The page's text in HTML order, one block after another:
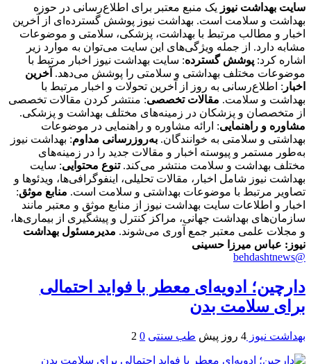
سایت بهداشت نیوز یک منبع معتبر برای اطلاع‌رسانی در حوزه
بهداشت و سلامت است. بهداشت نیوز پوشش گسترده‌ای از آخرین
اخبار و مطالب مرتبط با بهداشت، پزشکی، سلامتی و موضوعات
مشابه دارد. از جمله ویژگی‌های این سایت می‌توان به موارد زیر
اشاره کرد: پوشش گسترده: سایت بهداشت نیوز اخبار مرتبط با
موضوعات مختلف بهداشتی و سلامتی را پوشش می‌دهد. آخرین
اخبار : اطلاع‌رسانی به روز از آخرین تحولات و اخبار مرتبط با
بهداشت و سلامت. مقالات تخصصی: منتشر کردن مقالات تخصصی
از متخصصان و پزشکان در زمینه‌های مختلف بهداشت و پزشکی.
مشاوره و راهنمایی: ارائه مشاوره و راهنمایی در موضوعات
بهداشتی و سلامتی به خوانندگان. به‌روزرسانی مداوم: بهداشت نیوز
به‌طور مستمر و پیوسته اخبار و مقالات جدید را در زمینه‌های
مختلف بهداشت و سلامت منتشر می‌کند.تنوع محتوایی: سایت
بهداشت نیوز شامل اخبار، مقالات تحلیلی، اینفوگرافی‌ها، ویدئوها و
تصاویر مرتبط با موضوعات بهداشتی و سلامت است. منابع موثق:
اخبار و اطلاعات سایت بهداشت نیوز از منابع موثق و معتبر مانند
سازمان‌های بهداشت جهانی، مراکز کنترل و پیشگیری از بیماری‌ها،
و مجلات علمی معتبر جمع آوری می‌شوند. مدیرمسئول بهداشت
نیوز: عباس میرزا حسینی
@behdashtnews
دارچین؛ ادویه‌ای معطر با فواید احتمالی
برای سلامت بدن
بهداشت نیوز 4 روز پیش طب سنتی 0
2